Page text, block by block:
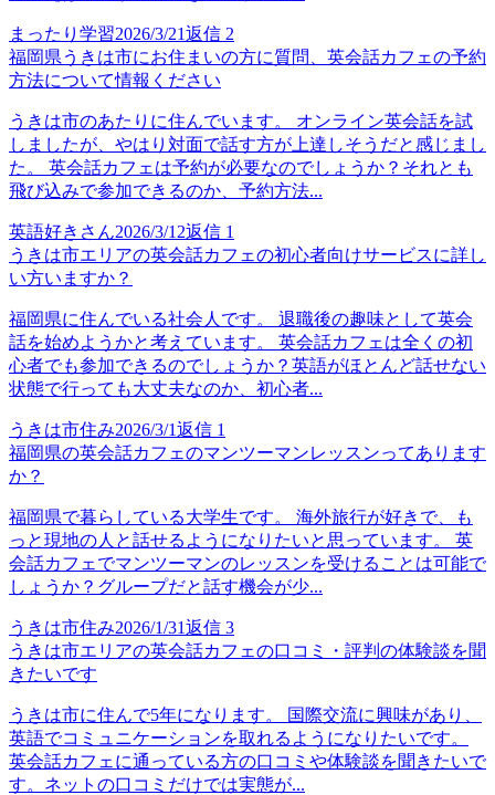
まったり学習2026/3/21返信 2
福岡県うきは市にお住まいの方に質問、英会話カフェの予約
方法について情報ください
うきは市のあたりに住んでいます。 オンライン英会話を試
しましたが、やはり対面で話す方が上達しそうだと感じまし
た。 英会話カフェは予約が必要なのでしょうか？それとも
飛び込みで参加できるのか、予約方法...
英語好きさん2026/3/12返信 1
うきは市エリアの英会話カフェの初心者向けサービスに詳し
い方いますか？
福岡県に住んでいる社会人です。 退職後の趣味として英会
話を始めようかと考えています。 英会話カフェは全くの初
心者でも参加できるのでしょうか？英語がほとんど話せない
状態で行っても大丈夫なのか、初心者...
うきは市住み2026/3/1返信 1
福岡県の英会話カフェのマンツーマンレッスンってあります
か？
福岡県で暮らしている大学生です。 海外旅行が好きで、も
っと現地の人と話せるようになりたいと思っています。 英
会話カフェでマンツーマンのレッスンを受けることは可能で
しょうか？グループだと話す機会が少...
うきは市住み2026/1/31返信 3
うきは市エリアの英会話カフェの口コミ・評判の体験談を聞
きたいです
うきは市に住んで5年になります。 国際交流に興味があり、
英語でコミュニケーションを取れるようになりたいです。
英会話カフェに通っている方の口コミや体験談を聞きたいで
す。ネットの口コミだけでは実態が...